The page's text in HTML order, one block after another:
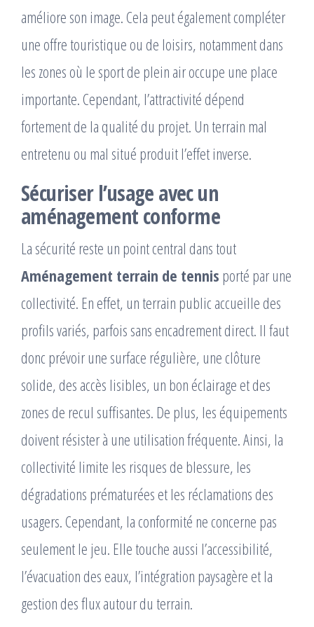
améliore son image. Cela peut également compléter
une offre touristique ou de loisirs, notamment dans
les zones où le sport de plein air occupe une place
importante. Cependant, l’attractivité dépend
fortement de la qualité du projet. Un terrain mal
entretenu ou mal situé produit l’effet inverse.
Sécuriser l’usage avec un
aménagement conforme
La sécurité reste un point central dans tout
Aménagement terrain de tennis porté par une
collectivité. En effet, un terrain public accueille des
profils variés, parfois sans encadrement direct. Il faut
donc prévoir une surface régulière, une clôture
solide, des accès lisibles, un bon éclairage et des
zones de recul suffisantes. De plus, les équipements
doivent résister à une utilisation fréquente. Ainsi, la
collectivité limite les risques de blessure, les
dégradations prématurées et les réclamations des
usagers. Cependant, la conformité ne concerne pas
seulement le jeu. Elle touche aussi l’accessibilité,
l’évacuation des eaux, l’intégration paysagère et la
gestion des flux autour du terrain.